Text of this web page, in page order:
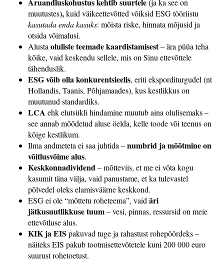
(ja ka see on
muutustes),kuid väikeettevõtted võiksid ESG tööriistu
kasutada enda kasuks: mõista riske, hinnata mõjusid ja
otsida võimalusi.
Alusta oluliste teemade kaardistamisest– ära püüa teha
kõike, vaid keskendu sellele, mis on Sinu ettevõttele
tähenduslik.
ESG võib olla konkurentsieelis, eriti eksporditurgudel (nt
Hollandis, Taanis, Põhjamaades), kus kestlikkus on
muutunud standardiks.
LCA ehk elutsükli hindamine muutub aina olulisemaks –
see annab mõõdetud aluse öelda, kelle toode või teenus on
kõige kestlikum.
Ilma andmeteta ei saa juhtida –numbrid ja mõõtmine on
võitlusvõime alus.
Keskkonnadividend– mõtteviis, et me ei võta kogu
kasumit täna välja, vaid panustame, et ka tulevastel
põlvedel oleks elamisväärne keskkond.
ESG ei ole “mõttetu roheteema”, vaid äri
jätkusuutlikkuse tuum– vesi, pinnas, ressursid on meie
ettevõtluse alus.
KIK ja EIS pakuvad tuge ja rahastust rohepöördeks –
näiteks EIS pakub tootmisettevõtetele kuni 200 000 euro
suurust rohetoetust.